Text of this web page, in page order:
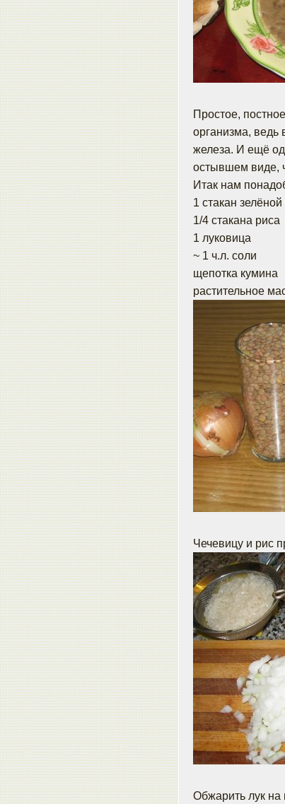
Простое,
организма, ведь
железа. И ещё
остывшем виде,
Итак нам
1 стакан
1/4 стакана риса
1 луковица
~ 1 ч.л. соли
щепотка кумина
растительное
Чечевицу и рис
Обжарить лук на